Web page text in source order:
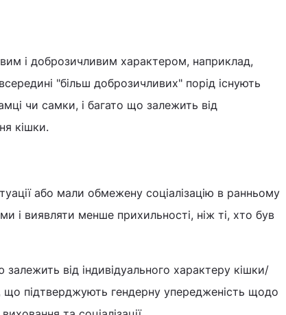
і доброзичливим характером, наприклад,
"більш доброзичливих" порід існують
чи самки, і багато що залежить від
кішки.
або мали обмежену соціалізацію в ранньому
і виявляти менше прихильності, ніж ті, хто був
від індивідуального характеру кішки/
що підтверджують гендерну упередженість щодо